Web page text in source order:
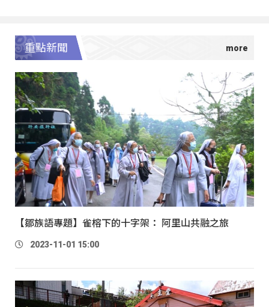
重點新聞
【鄒族語專題】雀榕下的十字架： 阿里山共融之旅
2023-11-01 15:00